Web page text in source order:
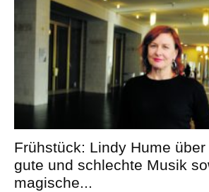
Frühstück: Lindy Hume über
gute und schlechte Musik
magische...